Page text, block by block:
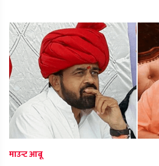
माउन्ट आबू